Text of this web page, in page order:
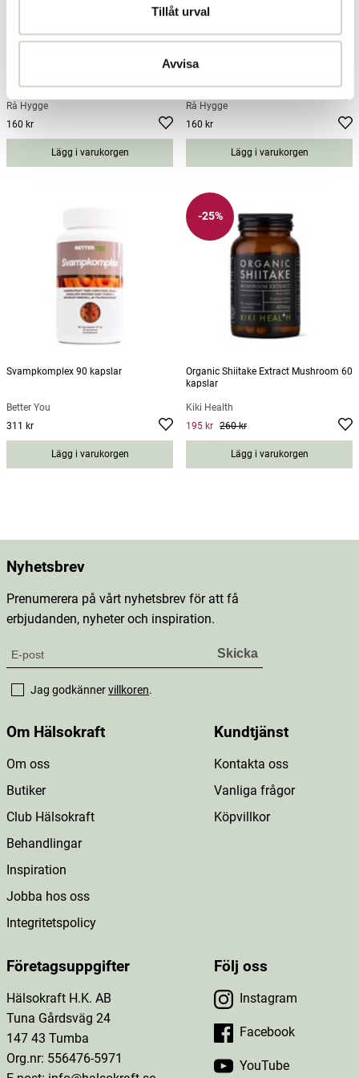
Tillåt urval
Avvisa
Rå Hygge
Pris:
160 kr
Lägg i varukorgen
Shiitake Coffee whole beans 227g
Rå Hygge
Pris:
160 kr
Lägg i varukorgen
Svampkomplex 90 kapslar
Better You
Pris:
311 kr
Lägg i varukorgen
-25%
Organic Shiitake Extract Mushroom 60
kapslar
Kiki Health
Current price
Previous
260 kr
195 kr 260 kr
Lägg i varukorgen
Nyhetsbrev
Prenumerera på vårt nyhetsbrev för att få
erbjudanden, nyheter och inspiration.
Jag godkännervillkoren.
Om Hälsokraft
Om oss
Butiker
Club Hälsokraft
Behandlingar
Inspiration
Jobba hos oss
Integritetspolicy
Kundtjänst
Kontakta oss
Vanliga frågor
Köpvillkor
Företagsuppgifter
Hälsokraft H.K. AB
Tuna Gårdsväg 24
147 43 Tumba
Org.nr: 556476-5971
Följ oss
Instagram
Facebook
YouTube